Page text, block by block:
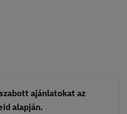
ajánlatokat az
alapján.